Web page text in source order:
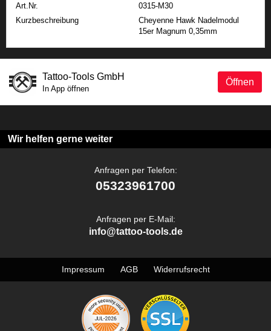
Art.Nr.
0315-M30
Kurzbeschreibung
Cheyenne Hawk Nadelmodul
15er Magnum 0,35mm
Öffnen
Tattoo-Tools GmbH
In App öffnen
Wir helfen gerne weiter
Anfragen per Telefon:
05323961700
Anfragen per E-Mail:
info@tattoo-tools.de
Impressum AGB Widerrufsrecht